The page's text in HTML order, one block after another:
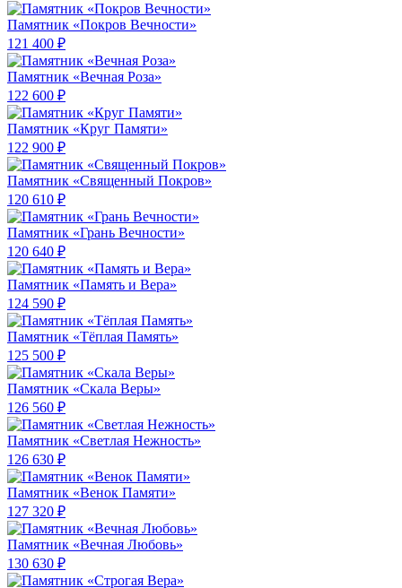
Памятник «Покров Вечности»
121 400 ₽
Памятник «Вечная Роза»
122 600 ₽
Памятник «Круг Памяти»
122 900 ₽
Памятник «Священный Покров»
120 610 ₽
Памятник «Грань Вечности»
120 640 ₽
Памятник «Память и Вера»
124 590 ₽
Памятник «Тёплая Память»
125 500 ₽
Памятник «Скала Веры»
126 560 ₽
Памятник «Светлая Нежность»
126 630 ₽
Памятник «Венок Памяти»
127 320 ₽
Памятник «Вечная Любовь»
130 630 ₽